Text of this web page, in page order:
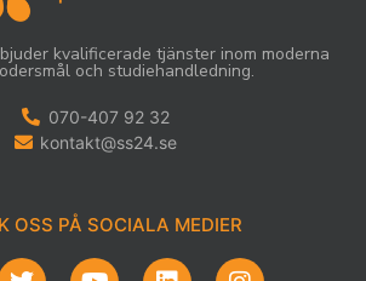
kvalificerade tjänster inom moderna
och studiehandledning.
070-407 92 32
kontakt@ss24.se
OSS PÅ SOCIALA MEDIER